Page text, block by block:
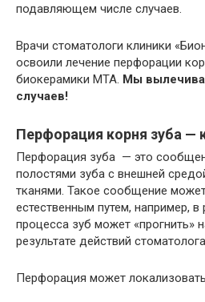
подавляющем числе случаев.
Врачи стоматологи клиники
освоили лечение перфорации
биокерамики MTA. Мы
случаев!
Перфорация корня зуба —
Перфорация зуба — это
полостями зуба с внешней
тканями. Такое сообщение
естественным путем, например, в
процесса зуб может «прогнить»
результате действий
Перфорация может